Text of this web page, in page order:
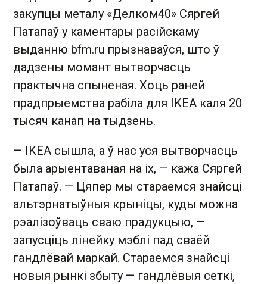
закупцы металу «Делком40» Сяргей
Патапаў у каментары расійскаму
выданню bfm.ru прызнаваўся, што ў
дадзены момант вытворчасць
практычна спыненая. Хоць раней
прадпрыемства рабіла для IKEA каля 20
тысяч канап на тыдзень.
— IKEA сышла, а ў нас уся вытворчасць
была арыентаваная на іх, — кажа Сяргей
Патапаў. — Цяпер мы стараемся знайсці
альтэрнатыўныя крыніцы, куды можна
рэалізоўваць сваю прадукцыю, —
запусціць лінейку мэблі пад сваёй
гандлёвай маркай. Стараемся знайсці
новыя рынкі збыту — гандлёвыя сеткі,